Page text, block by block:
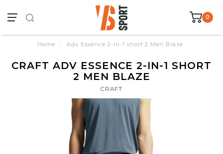
0
Home / Adv Essence 2-in-1 short 2 Men Blaze
CRAFT ADV ESSENCE 2-IN-1 SHORT
2 MEN BLAZE
CRAFT